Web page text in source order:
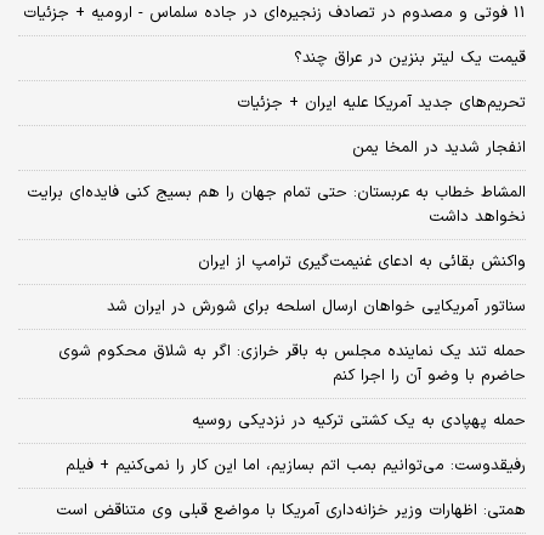
11 فوتی و مصدوم در تصادف زنجیره‌ای در جاده سلماس - ارومیه + جزئیات
قیمت یک لیتر بنزین در عراق چند؟
تحریم‌های جدید آمریکا علیه ایران + جزئیات
انفجار شدید در المخا یمن
المشاط خطاب به عربستان: حتی تمام جهان را هم بسیج کنی فایده‌ای برایت
نخواهد داشت
واکنش بقائی به ادعای غنیمت‌گیری ترامپ از ایران
سناتور آمریکایی خواهان ارسال اسلحه برای شورش در ایران شد
حمله تند یک نماینده مجلس به باقر خرازی: اگر به شلاق محکوم شوی
حاضرم با وضو آن را اجرا کنم
حمله پهپادی به یک کشتی ترکیه در نزدیکی روسیه
رفیقدوست: می‌توانیم بمب اتم بسازیم، اما این کار را نمی‌کنیم + فیلم
همتی: اظهارات وزیر خزانه‌داری آمریکا با مواضع قبلی وی متناقض است